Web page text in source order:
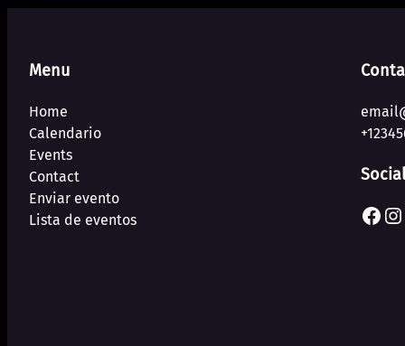
Menu
Home
Calendario
Events
Contact
Enviar evento
Lista de eventos
Facebook Instagram